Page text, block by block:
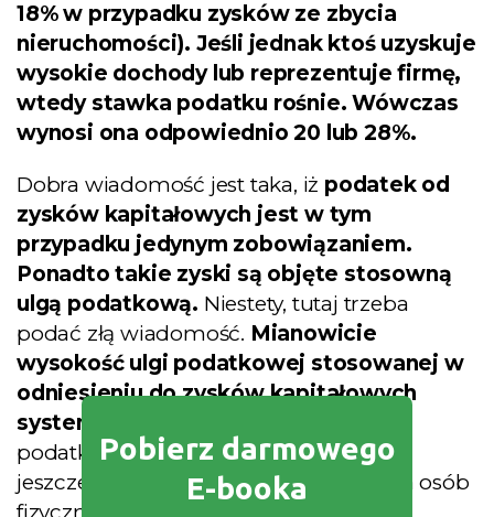
18% w przypadku zysków ze zbycia
nieruchomości). Jeśli jednak ktoś uzyskuje
wysokie dochody lub reprezentuje firmę,
wtedy stawka podatku rośnie. Wówczas
wynosi ona odpowiednio 20 lub 28%.
Dobra wiadomość jest taka, iż podatek od
zysków kapitałowych jest w tym
przypadku jedynym zobowiązaniem.
Ponadto takie zyski są objęte stosowną
ulgą podatkową. Niestety, tutaj trzeba
podać złą wiadomość. Mianowicie
wysokość ulgi podatkowej stosowanej w
odniesieniu do zysków kapitałowych
systematycznie spada.
podatkowym 2022/2023 wynosiła ona
jeszcze odpowiednio 12 300 funtów dla osób
Pobierz darmowego
E-booka